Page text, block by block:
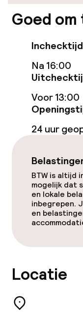
Overal
Massage
Entertainment
Betaalde
Eet- en
Restaurant
Bar
Eet- en
Goed
Inchecktijd
Na 16:00
Voor 13:00
24 uur
BTW is altijd
mogelijk dat
en lokale
inbegrepen.
en
Locatie